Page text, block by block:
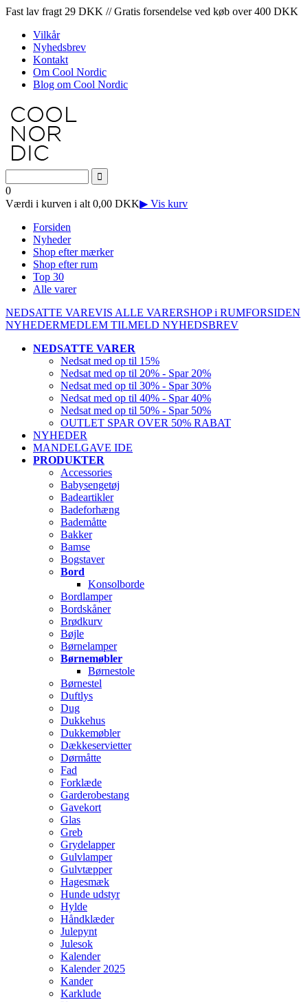
Fast lav fragt 29 DKK // Gratis forsendelse ved køb over 400 DKK
Vilkår
Nyhedsbrev
Kontakt
Om Cool Nordic
Blog om Cool Nordic
0
Værdi i kurven i alt 0,00 DKK▶ Vis kurv
Forsiden
Nyheder
Shop efter mærker
Shop efter rum
Top 30
Alle varer
NEDSATTE VAREVIS ALLE VARERSHOP i RUMFORSIDEN
NYHEDERMEDLEM TILMELD NYHEDSBREV
NEDSATTE VARER
Nedsat med op til 15%
Nedsat med op til 20% - Spar 20%
Nedsat med op til 30% - Spar 30%
Nedsat med op til 40% - Spar 40%
Nedsat med op til 50% - Spar 50%
OUTLET SPAR OVER 50% RABAT
NYHEDER
MANDELGAVE IDE
PRODUKTER
Accessories
Babysengetøj
Badeartikler
Badeforhæng
Bademåtte
Bakker
Bamse
Bogstaver
Bord
Konsolborde
Bordlamper
Bordskåner
Brødkurv
Bøjle
Børnelamper
Børnemøbler
Børnestole
Børnestel
Duftlys
Dug
Dukkehus
Dukkemøbler
Dækkeservietter
Dørmåtte
Fad
Forklæde
Garderobestang
Gavekort
Glas
Greb
Grydelapper
Gulvlamper
Gulvtæpper
Hagesmæk
Hunde udstyr
Hylde
Håndklæder
Julepynt
Julesok
Kalender
Kalender 2025
Kander
Karklude